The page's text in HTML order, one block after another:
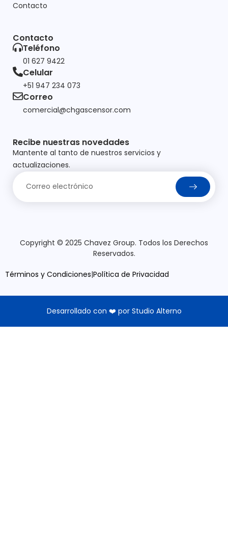
Contacto
Contacto
Teléfono
01 627 9422
Celular
+51 947 234 073
Correo
comercial@chgascensor.com
Recibe nuestras novedades
Mantente al tanto de nuestros servicios y
actualizaciones.
Copyright © 2025 Chavez Group. Todos los Derechos
Reservados.
Términos y Condiciones|Política de Privacidad
Desarrollado con ❤️ por Studio Alterno